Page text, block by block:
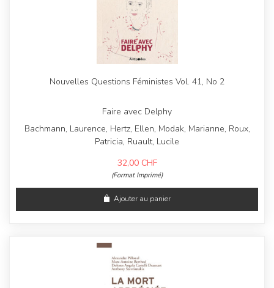
Nouvelles Questions Féministes Vol. 41, No 2
Faire avec Delphy
Bachmann, Laurence, Hertz, Ellen, Modak, Marianne, Roux,
Patricia, Ruault, Lucile
32,00 CHF
(Format Imprimé)
Ajouter au panier